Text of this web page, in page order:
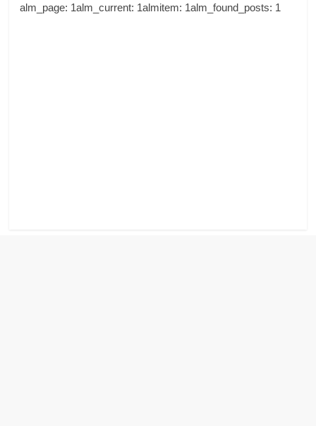
alm_page: 1alm_current: 1almitem: 1alm_found_posts: 1